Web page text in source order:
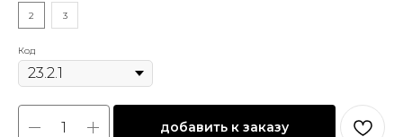
2
3
Код
добавить к заказу